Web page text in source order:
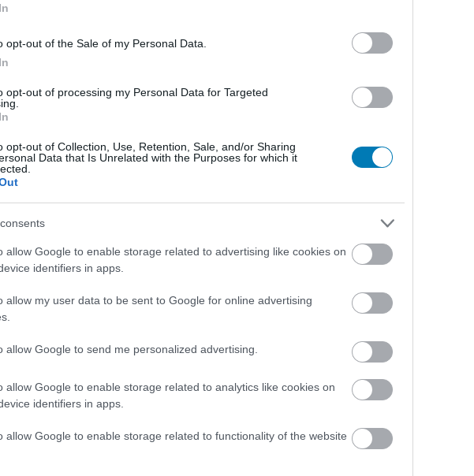
opt-out of the Sale of my Personal Data.
opt-out of processing my Personal Data for Targeted
opt-out of Collection, Use, Retention, Sale, and/or Sharing
Data that Is Unrelated with the Purposes for which it
allow Google to enable storage related to advertising like cookies on
identifiers in apps.
allow my user data to be sent to Google for online advertising
allow Google to send me personalized advertising.
allow Google to enable storage related to analytics like cookies on
identifiers in apps.
allow Google to enable storage related to functionality of the website
alapján egyértelmű, hogy az alkotók - köztük az
azon a recepten, ami egyszer már sikerre
és nem spórolnak a meztelenséggel, sem a
akart a közönség? Megkapja!
jön szembe GSO-n vagy a social médiában.
a legjobbakat,
és azt elfogadom.